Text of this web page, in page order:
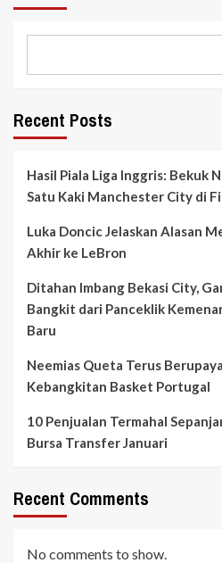
Recent Posts
Hasil Piala Liga Inggris: Bekuk
Satu Kaki Manchester City di
Luka Doncic Jelaskan Alasan
Akhir ke LeBron
Ditahan Imbang Bekasi City,
Bangkit dari Panceklik
Baru
Neemias Queta Terus
Kebangkitan Basket Portugal
10 Penjualan Termahal
Bursa Transfer Januari
Recent Comments
No comments to show.